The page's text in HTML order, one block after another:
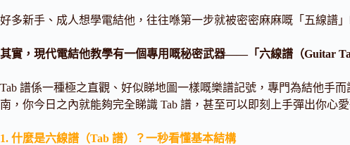
好多新手、成人想學電結他，往往喺第一步就被密密麻麻嘅「五線譜
其實，現代電結他教學有一個專用嘅秘密武器——「六線譜（Guitar
Tab 譜係一種極之直觀、好似睇地圖一樣嘅樂譜記號，專門為結他手
南，你今日之內就能夠完全睇識 Tab 譜，甚至可以即刻上手彈出你心
1. 什麼是六線譜（Tab 譜）？一秒看懂基本結構